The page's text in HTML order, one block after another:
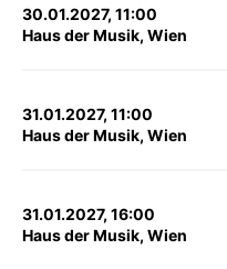
30.01.2027, 11:00
Haus der Musik, Wien
31.01.2027, 11:00
Haus der Musik, Wien
31.01.2027, 16:00
Haus der Musik, Wien